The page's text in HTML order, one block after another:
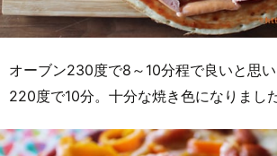
オーブン230度で8～10分程で良いと思
220度で10分。十分な焼き色になりまし